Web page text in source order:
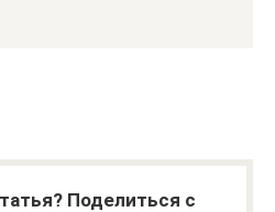
Поделиться с